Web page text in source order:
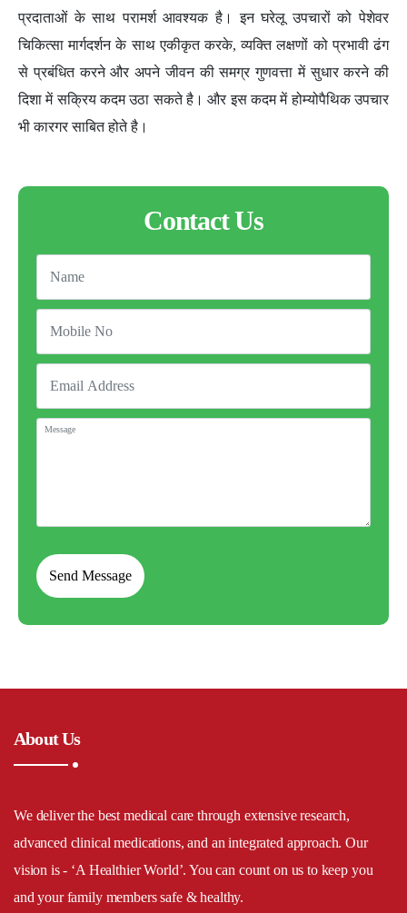
प्रदाताओं के साथ परामर्श आवश्यक है। इन घरेलू उपचारों को पेशेवर
चिकित्सा मार्गदर्शन के साथ एकीकृत करके, व्यक्ति लक्षणों को प्रभावी ढंग
से प्रबंधित करने और अपने जीवन की समग्र गुणवत्ता में सुधार करने की
दिशा में सक्रिय कदम उठा सकते है। और इस कदम में होम्योपैथिक उपचार
भी कारगर साबित होते है।
Contact Us
About Us
We deliver the best medical care through extensive research,
advanced clinical medications, and an integrated approach. Our
vision is - ‘A Healthier World’. You can count on us to keep you
and your family members safe & healthy.